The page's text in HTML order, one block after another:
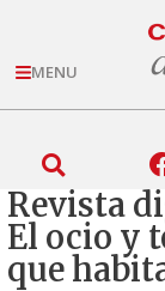
MENU
Revista
El ocio y
que